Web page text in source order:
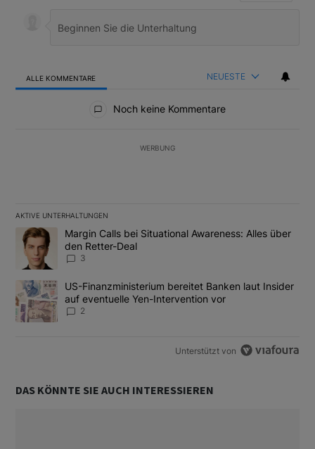
ALLE KOMMENTARE NEUESTE
Noch keine Kommentare
WERBUNG
AKTIVE UNTERHALTUNGEN
Das Folgende ist eine Liste der am meisten kommentierten
Ein Trendartikel mit dem Titel "Margin Calls bei Situational
Margin Calls bei Situational Awareness: Alles über
den Retter-Deal
3
Ein Trendartikel mit dem Titel "US-Finanzministerium bereitet
US-Finanzministerium bereitet Banken laut Insider
auf eventuelle Yen-Intervention vor
2
Unterstützt von
DAS KÖNNTE SIE AUCH INTERESSIEREN